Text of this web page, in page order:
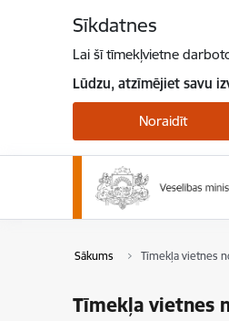
Sīkdatnes
Lai šī tīmekļvietne
Lūdzu, atzīmējiet savu
Noraidīt
Sākums Tīmekļa vietnes
Tīmekļa vietnes